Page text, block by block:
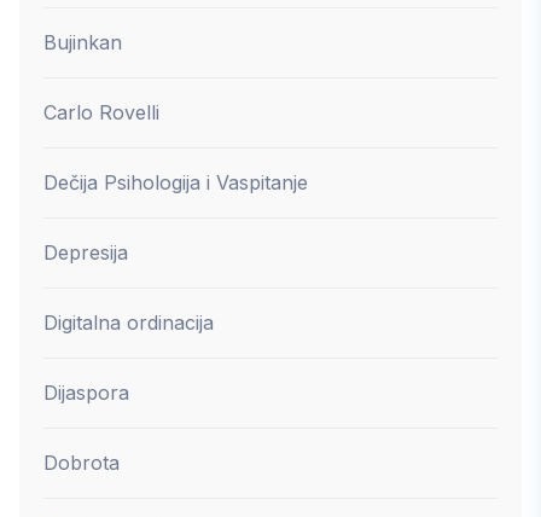
Bujinkan
Carlo Rovelli
Dečija Psihologija i Vaspitanje
Depresija
Digitalna ordinacija
Dijaspora
Dobrota